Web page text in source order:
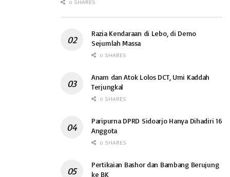
0 SHARES
Razia Kendaraan di Lebo, di Demo
Sejumlah Massa
0 SHARES
Anam dan Atok Lolos DCT, Umi Kaddah
Terjungkal
0 SHARES
Paripurna DPRD Sidoarjo Hanya Dihadiri 16
Anggota
0 SHARES
Pertikaian Bashor dan Bambang Berujung
ke BK